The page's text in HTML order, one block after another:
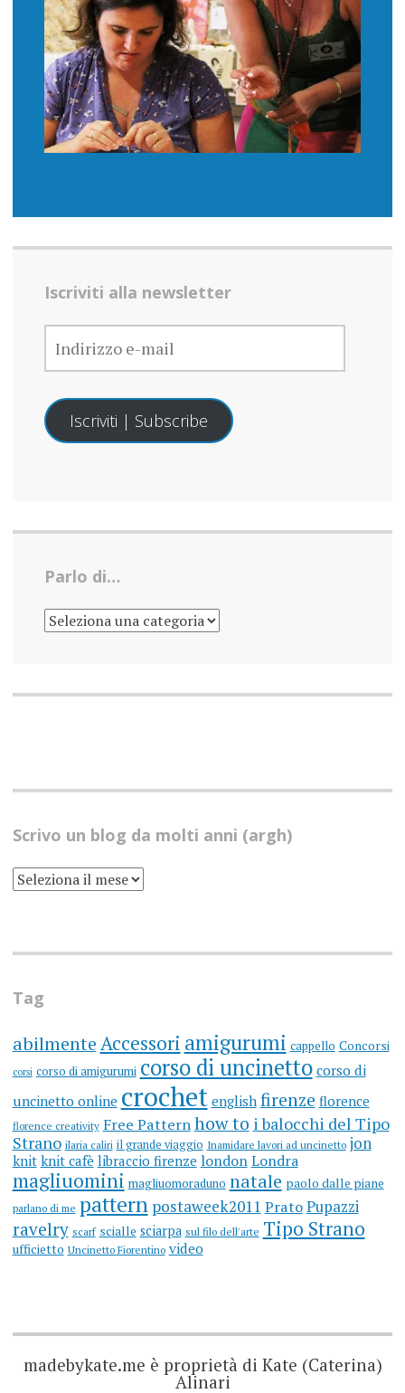
Iscriviti alla newsletter
INDIRIZZO
E-
MAIL
Iscriviti | Subscribe
Parlo di…
PARLO
DI…
Scrivo un blog da molti anni (argh)
SCRIVO
UN
(ARGH)
Tag
abilmenteAccessori amigurumi cappello Concorsi
corsi corso di amigurumi corso di uncinetto corso di
uncinetto online crochet english firenze florence
florence creativity Free Pattern how to i balocchi del Tipo
Strano ilaria caliri il grande viaggio Inamidare lavori ad uncinetto jon
knit knit cafè libraccio firenze london Londra
magliuomini magliuomoraduno natale paolo dalle piane
parlano di me pattern postaweek2011 Prato Pupazzi
ravelry scarf scialle sciarpa sul filo dell'arte Tipo Strano
ufficietto Uncinetto Fiorentino video
madebykate.me è proprietà di Kate (Caterina)
Alinari